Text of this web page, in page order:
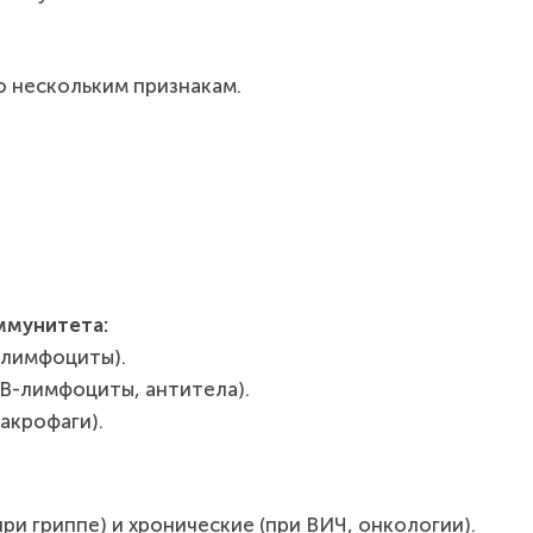
признакам.
лимфоциты, антитела).
гриппе) и хронические (при ВИЧ, онкологии).